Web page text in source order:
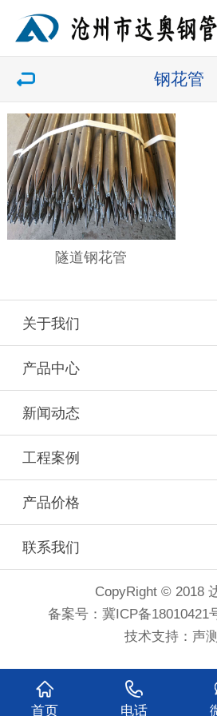
钢花管
隧道钢花管
关于我们
产品中心
新闻动态
工程案例
产品价格
联系我们
CopyRight © 2018
备案号： 冀ICP备18010421
技术支持： 声
首页 电话